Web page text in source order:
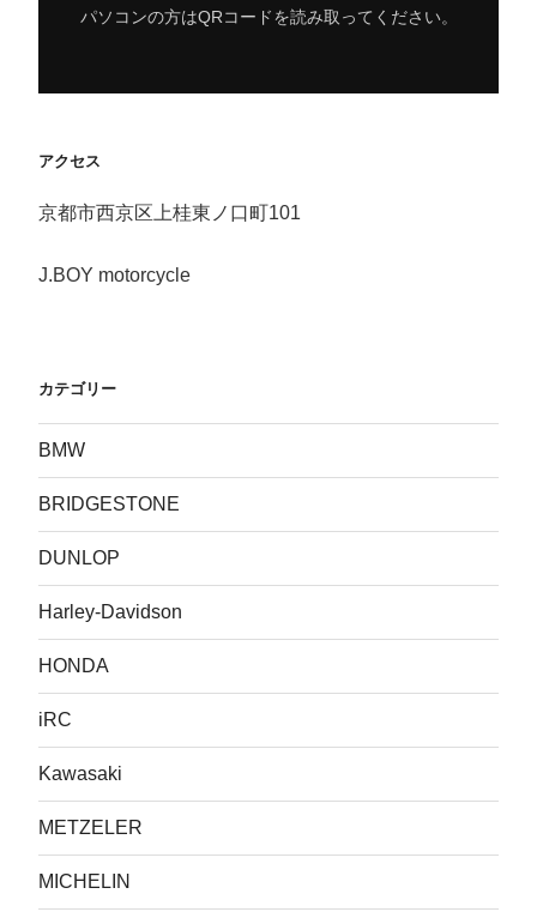
パソコンの方はQRコードを読み取ってください。
アクセス
京都市西京区上桂東ノ口町101
J.BOY motorcycle
カテゴリー
BMW
BRIDGESTONE
DUNLOP
Harley-Davidson
HONDA
iRC
Kawasaki
METZELER
MICHELIN